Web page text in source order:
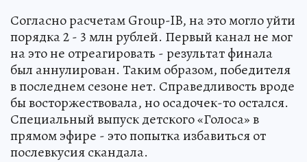
Согласно расчетам Group-IB, на это могло уйти
порядка 2 - 3 млн рублей. Первый канал не мог
на это не отреагировать - результат финала
был аннулирован. Таким образом, победителя
в последнем сезоне нет. Справедливость вроде
бы восторжествовала, но осадочек-то остался.
Специальный выпуск детского «Голоса» в
прямом эфире - это попытка избавиться от
послевкусия скандала.